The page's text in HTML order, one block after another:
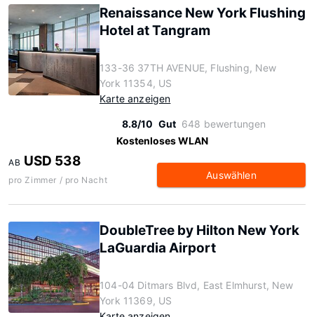
Renaissance New York Flushing
Hotel at Tangram
133-36 37TH AVENUE, Flushing, New
York 11354, US
Karte anzeigen
8.8/10 Gut 648 bewertungen
Kostenloses WLAN
AB USD 538
pro Zimmer / pro Nacht Auswählen
DoubleTree by Hilton New York
LaGuardia Airport
104-04 Ditmars Blvd, East Elmhurst, New
York 11369, US